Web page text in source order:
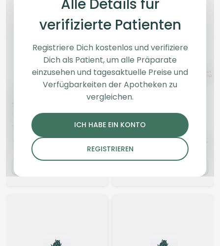
Alle Details für
verifizierte Patienten
Registriere Dich kostenlos und verifiziere
Dich als Patient, um alle Präparate
einzusehen und tagesaktuelle Preise und
Verfügbarkeiten der Apotheken zu
vergleichen.
ICH HABE EIN KONTO
REGISTRIEREN
Blüten
Campfire Kush
4,2
33,94% CBD: <0,1%
Hybrid
MAC 1
4,4 (1207)
THC:25% CBD: <